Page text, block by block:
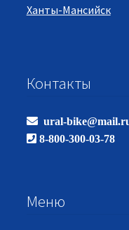
Ханты-Мансийск
Контакты
ural-
8-800-300-03-78
Меню